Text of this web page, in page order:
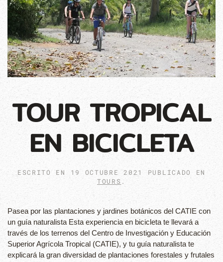
TOUR TROPICAL
EN BICICLETA
ESCRITO EN 19 OCTUBRE 2021
PUBLICADO EN
TOURS .
Pasea por las plantaciones y jardines botánicos del CATIE con
un guía naturalista Esta experiencia en bicicleta te llevará a
través de los terrenos del Centro de Investigación y Educación
Superior Agrícola Tropical (CATIE), y tu guía naturalista te
explicará la gran diversidad de plantaciones forestales y frutales